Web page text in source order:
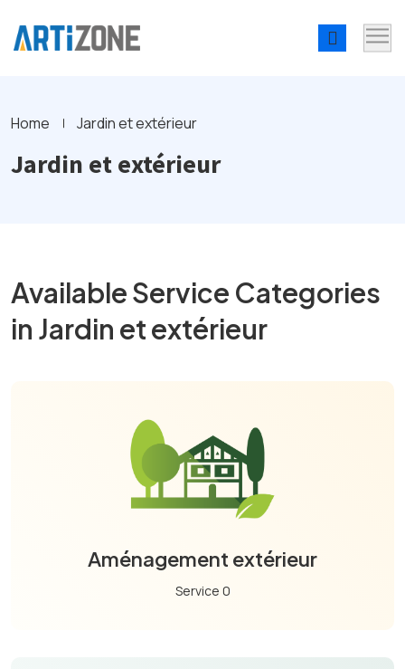
Home Jardin et extérieur
Jardin et extérieur
Available Service Categories
in Jardin et extérieur
Aménagement extérieur
Service 0